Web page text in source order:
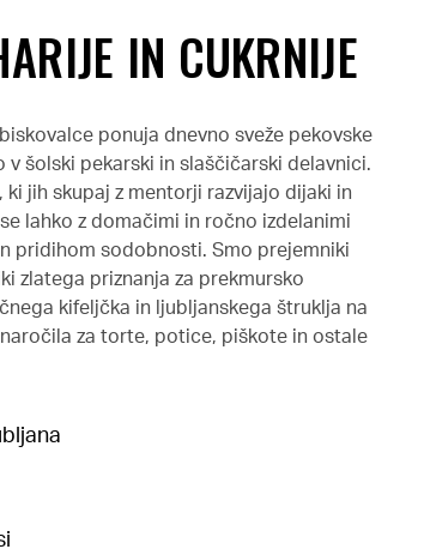
IN CUKRNIJE
ponuja dnevno sveže pekovske
v šolski pekarski in slaščičarski delavnici.
jih skupaj z mentorji razvijajo dijaki in
lahko z domačimi in ročno izdelanimi
pridihom sodobnosti. Smo prejemniki
zlatega priznanja za prekmursko
kifeljčka in ljubljanskega štruklja na
za torte, potice, piškote in ostale